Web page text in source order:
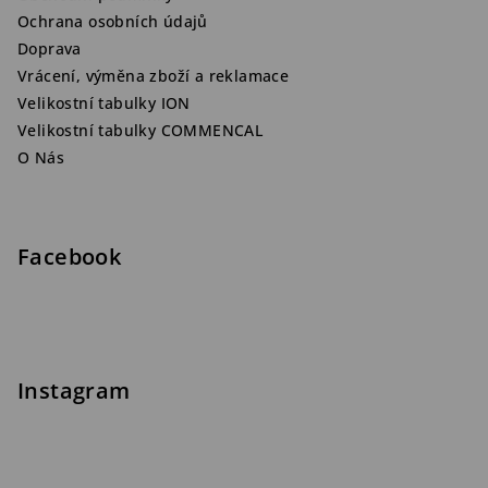
Ochrana osobních údajů
Doprava
Vrácení, výměna zboží a reklamace
Velikostní tabulky ION
Velikostní tabulky COMMENCAL
O Nás
Facebook
Instagram